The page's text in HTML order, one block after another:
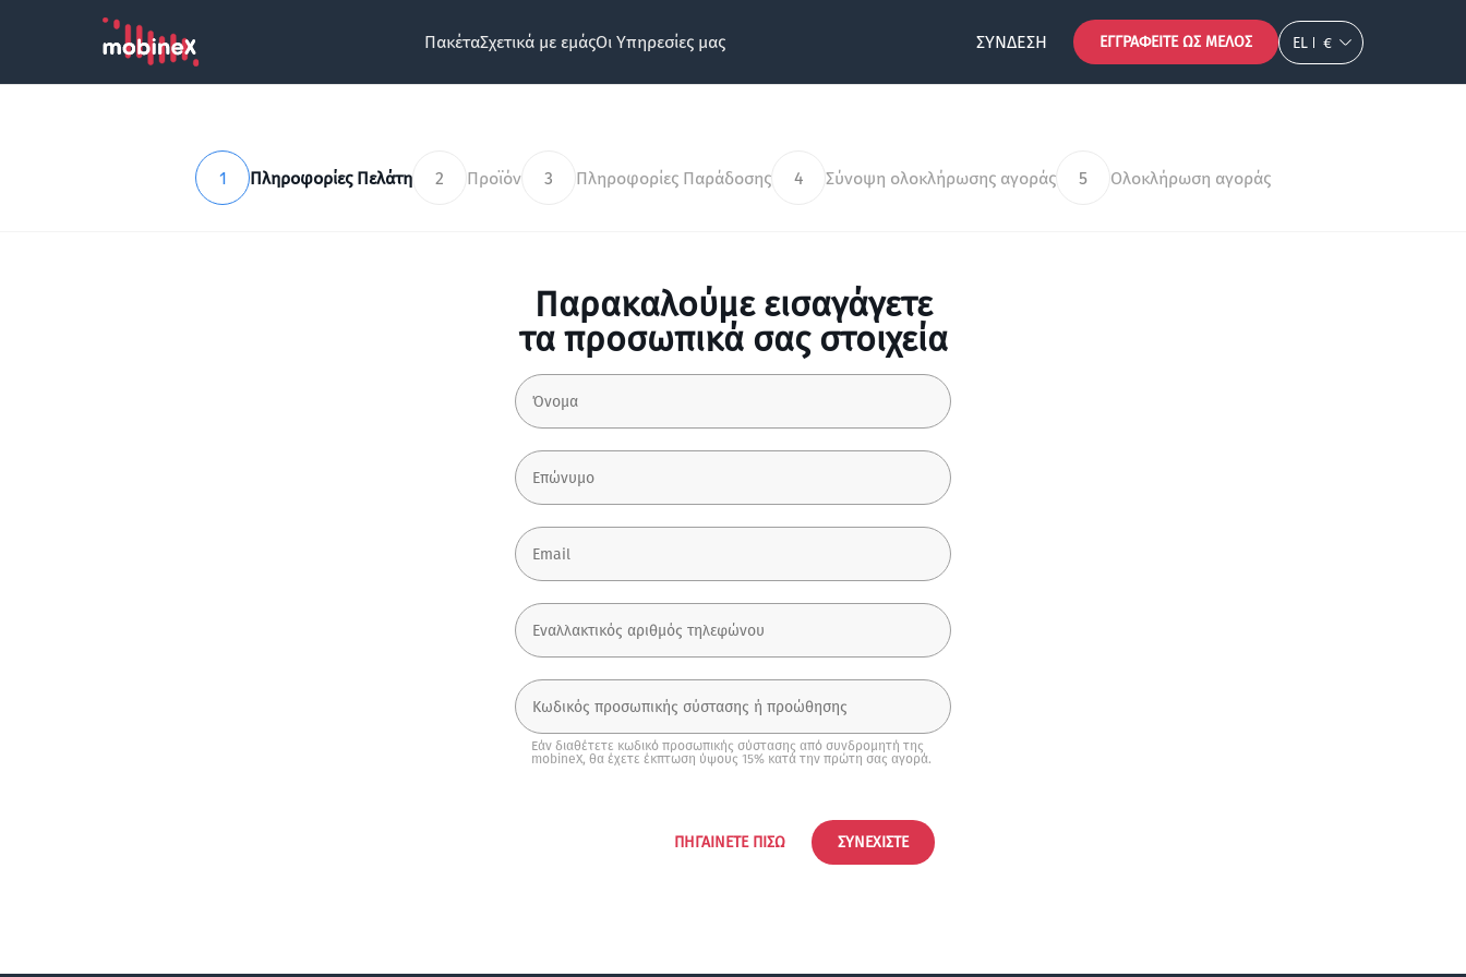
ΠακέταΣχετικά με εμάςΟι Υπηρεσίες μας ΣΎΝΔΕΣΗ ΕΓΓΡΑΦΕΊΤΕ ΩΣ ΜΈΛΟΣ EL €
1 Πληροφορίες Πελάτη 2 Προϊόν 3 Πληροφορίες Παράδοσης 4 Σύνοψη ολοκλήρωσης αγοράς 5 Ολοκλήρωση αγοράς
Παρακαλούμε εισαγάγετε
τα προσωπικά σας στοιχεία
Εάν διαθέτετε κωδικό προσωπικής σύστασης από συνδρομητή της
mobineX, θα έχετε έκπτωση ύψους 15% κατά την πρώτη σας αγορά.
ΠΗΓΑΊΝΕΤΕ ΠΊΣΩ ΣΥΝΕΧΊΣΤΕ